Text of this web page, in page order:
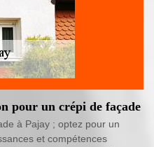
pour un crépi de façade
à Pajay ; optez pour un
et compétences